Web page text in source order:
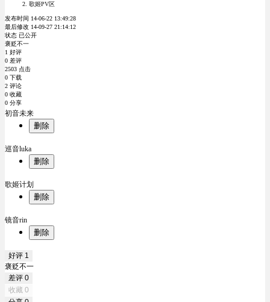
歌姬PV区
发布时间 14-06-22 13:49:28
最后修改 14-09-27 21:14:12
状态 已公开
褒贬不一
1 好评
0 差评
2503 点击
0 下载
2 评论
0 收藏
0 分享
初音未来
删除
巡音luka
删除
歌姬计划
删除
镜音rin
删除
好评 1
褒贬不一
差评 0
收藏 0